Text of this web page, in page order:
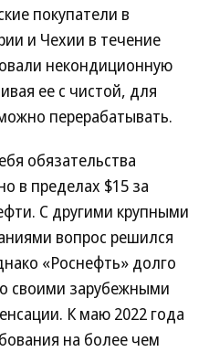
покупатели в
и Чехии в течение
некондиционную
ее с чистой, для
перерабатывать.
обязательства
в пределах $15 за
С другими крупными
вопрос решился
«Роснефть» долго
своими зарубежными
К маю 2022 года
на более чем